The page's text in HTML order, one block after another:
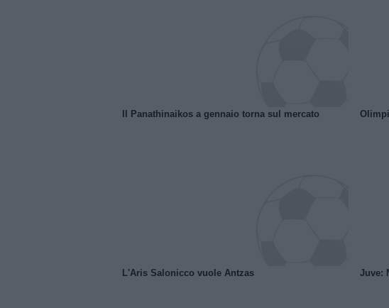
Il Panathinaikos a gennaio torna sul mercato
L'Aris Salonicco vuole Antzas Juve: